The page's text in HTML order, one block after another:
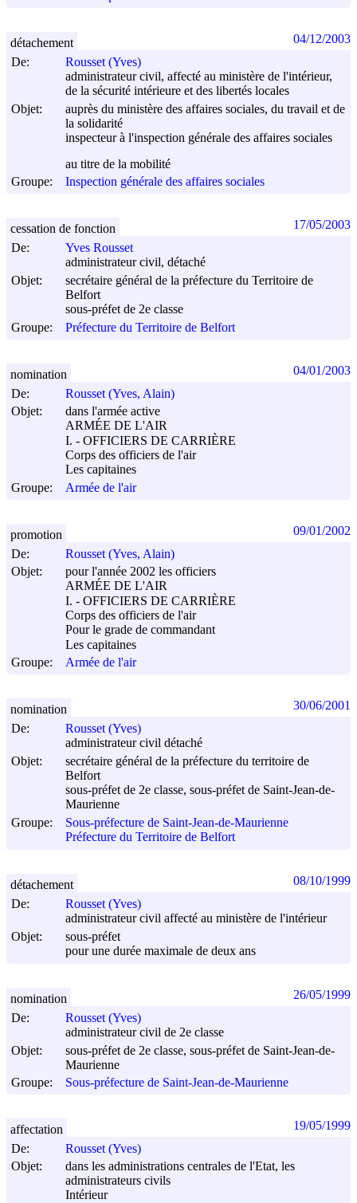
De:
Rousset (Yves)
administrateur civil, affecté au ministère de l'intérieur,
de la sécurité intérieure et des libertés locales
Objet:
auprès du ministère des affaires sociales, du travail et de
la solidarité
inspecteur à l'inspection générale des affaires sociales
au titre de la mobilité
Groupe:
Inspection générale des affaires sociales
détachement 04/12/2003
De:
Yves Rousset
administrateur civil, détaché
Objet:
secrétaire général de la préfecture du Territoire de
Belfort
sous-préfet de 2e classe
Groupe:
Préfecture du Territoire de Belfort
cessation de fonction 17/05/2003
De:
Rousset (Yves, Alain)
Objet:
dans l'armée active
ARMÉE DE L'AIR
I. - OFFICIERS DE CARRIÈRE
Corps des officiers de l'air
Les capitaines
Groupe:
Armée de l'air
nomination 04/01/2003
De:
Rousset (Yves, Alain)
Objet:
pour l'année 2002 les officiers
ARMÉE DE L'AIR
I. - OFFICIERS DE CARRIÈRE
Corps des officiers de l'air
Pour le grade de commandant
Les capitaines
Groupe:
Armée de l'air
promotion 09/01/2002
De:
Rousset (Yves)
administrateur civil détaché
Objet:
secrétaire général de la préfecture du territoire de
Belfort
sous-préfet de 2e classe, sous-préfet de Saint-Jean-de-
Maurienne
Groupe:
Sous-préfecture de Saint-Jean-de-Maurienne
Préfecture du Territoire de Belfort
nomination 30/06/2001
De:
Rousset (Yves)
administrateur civil affecté au ministère de l'intérieur
Objet:
sous-préfet
pour une durée maximale de deux ans
détachement 08/10/1999
De:
Rousset (Yves)
administrateur civil de 2e classe
Objet:
sous-préfet de 2e classe, sous-préfet de Saint-Jean-de-
Maurienne
Groupe:
Sous-préfecture de Saint-Jean-de-Maurienne
nomination 26/05/1999
De:
Rousset (Yves)
Objet:
dans les administrations centrales de l'Etat, les
administrateurs civils
Intérieur
affectation 19/05/1999